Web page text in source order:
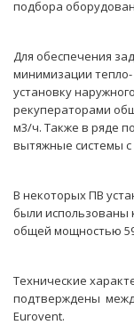
подбора
Для обеспечения
минимизации
установку
рекуператорами
м3/ч. Также в ряде
вытяжные системы
В некоторых ПВ
были использованы
общей мощностью
Технические
подтверждены
Eurovent.